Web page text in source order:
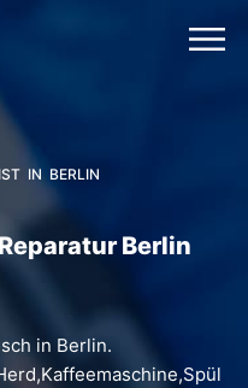
IN BERLIN
Berlin
in Berlin.